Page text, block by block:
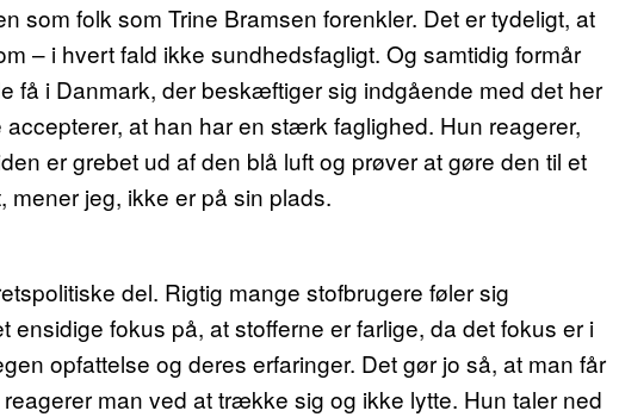
som folk som Trine Bramsen forenkler. Det er tydeligt, at
– i hvert fald ikke sundhedsfagligt. Og samtidig formår
få i Danmark, der beskæftiger sig indgående med det her
at han har en stærk faglighed. Hun reagerer,
er grebet ud af den blå luft og prøver at gøre den til et
jeg, ikke er på sin plads.
del. Rigtig mange stofbrugere føler sig
ensidige fokus på, at stofferne er farlige, da det fokus er i
opfattelse og deres erfaringer. Det gør jo så, at man får
man ved at trække sig og ikke lytte. Hun taler ned